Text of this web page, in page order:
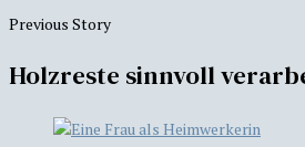
Previous Story
Holzreste sinnvoll